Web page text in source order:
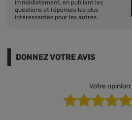
immédiatement, en publiant les
questions et réponses les plus
intéressantes pour les autres.
DONNEZ VOTRE AVIS
Votre opinion: